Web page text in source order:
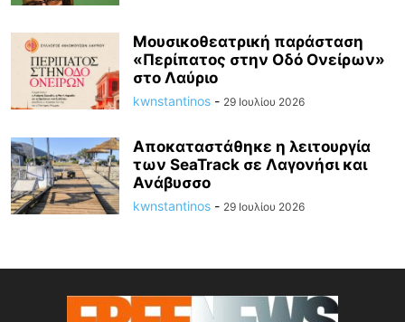
Μουσικοθεατρική παράσταση
«Περίπατος στην Οδό Ονείρων»
στο Λαύριο
kwnstantinos - 29 Ιουλίου 2026
Αποκαταστάθηκε η λειτουργία
των SeaTrack σε Λαγονήσι και
Ανάβυσσο
kwnstantinos - 29 Ιουλίου 2026